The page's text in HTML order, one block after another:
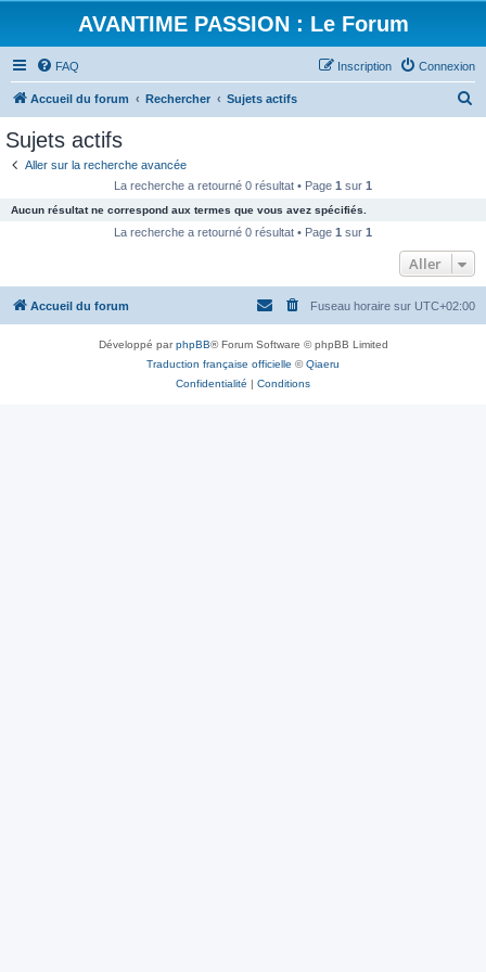
AVANTIME PASSION : Le Forum
FAQ Connexion
Inscription
Accueil du forum Rechercher Sujets actifs
c
e
Sujets actifs
Aller sur la recherche avancée
La recherche a retourné 0 résultat • Page 1 sur 1
Aucun résultat ne correspond aux termes que vous avez spécifiés.
La recherche a retourné 0 résultat • Page 1 sur 1
Aller
Accueil du forum Fuseau horaire sur UTC+02:00
Développé parphpBB® Forum Software © phpBB Limited
Traduction française officielle ©Qiaeru
Confidentialité | Conditions